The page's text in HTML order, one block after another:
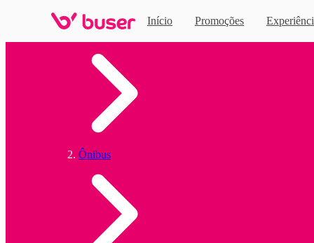
Início Promoções
Ônibus